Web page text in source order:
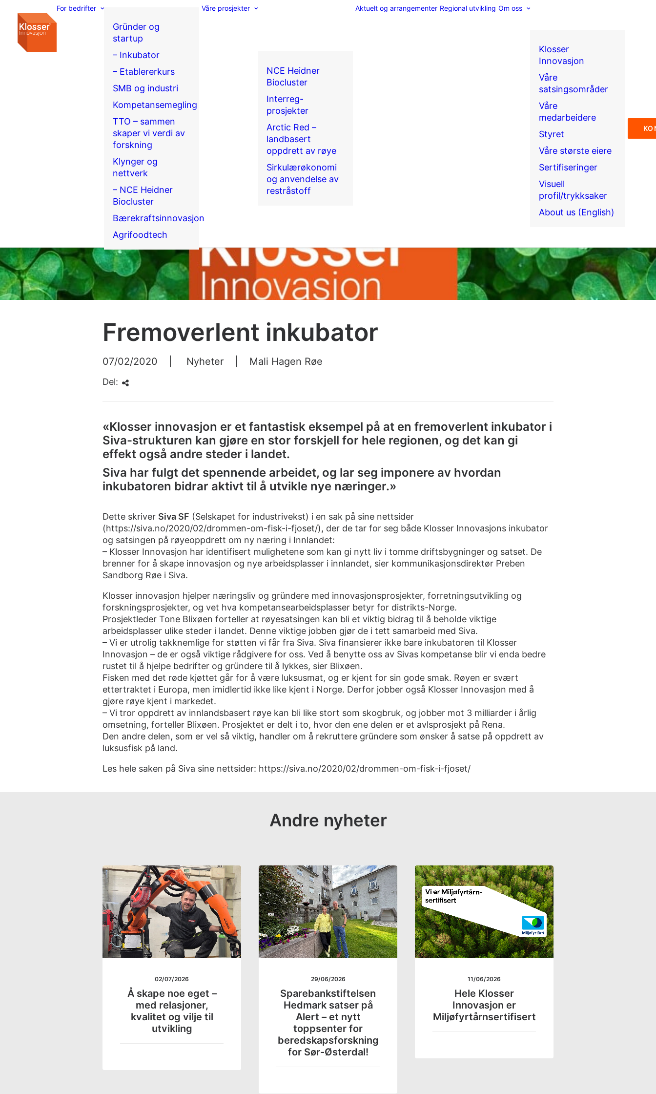
For bedrifter
Gründer og
startup
– Inkubator
– Etablererkurs
SMB og industri
Kompetansemegling
TTO – sammen
skaper vi verdi av
forskning
Klynger og
nettverk
– NCE Heidner
Biocluster
Bærekraftsinnovasjon
Agrifoodtech
Våre prosjekter
NCE Heidner
Biocluster
Interreg-
prosjekter
Arctic Red –
landbasert
oppdrett av røye
Sirkulærøkonomi
og anvendelse av
restråstoff
Aktuelt og arrangementer Regional utvikling Om oss
Klosser
Innovasjon
Våre
satsingsområder
Våre
medarbeidere
Styret
Våre største eiere
Sertifiseringer
Visuell
profil/trykksaker
About us (English)
Fremoverlent inkubator
07/02/2020 Nyheter Mali Hagen Røe
Del:
«Klosser innovasjon er et fantastisk eksempel på at en fremoverlent inkubator i
Siva-strukturen kan gjøre en stor forskjell for hele regionen, og det kan gi
effekt også andre steder i landet.
Siva har fulgt det spennende arbeidet, og lar seg imponere av hvordan
inkubatoren bidrar aktivt til å utvikle nye næringer.»
Dette skriver Siva SF (Selskapet for industrivekst) i en sak på sine nettsider
(https://siva.no/2020/02/drommen-om-fisk-i-fjoset/), der de tar for seg både Klosser Innovasjons inkubator
og satsingen på røyeoppdrett om ny næring i Innlandet:
– Klosser Innovasjon har identifisert mulighetene som kan gi nytt liv i tomme driftsbygninger og satset. De
brenner for å skape innovasjon og nye arbeidsplasser i innlandet, sier kommunikasjonsdirektør Preben
Sandborg Røe i Siva.
Klosser innovasjon hjelper næringsliv og gründere med innovasjonsprosjekter, forretningsutvikling og
forskningsprosjekter, og vet hva kompetansearbeidsplasser betyr for distrikts-Norge.
Prosjektleder Tone Blixøen forteller at røyesatsingen kan bli et viktig bidrag til å beholde viktige
arbeidsplasser ulike steder i landet. Denne viktige jobben gjør de i tett samarbeid med Siva.
– Vi er utrolig takknemlige for støtten vi får fra Siva. Siva finansierer ikke bare inkubatoren til Klosser
Innovasjon – de er også viktige rådgivere for oss. Ved å benytte oss av Sivas kompetanse blir vi enda bedre
rustet til å hjelpe bedrifter og gründere til å lykkes, sier Blixøen.
Fisken med det røde kjøttet går for å være luksusmat, og er kjent for sin gode smak. Røyen er svært
ettertraktet i Europa, men imidlertid ikke like kjent i Norge. Derfor jobber også Klosser Innovasjon med å
gjøre røye kjent i markedet.
– Vi tror oppdrett av innlandsbasert røye kan bli like stort som skogbruk, og jobber mot 3 milliarder i årlig
omsetning, forteller Blixøen. Prosjektet er delt i to, hvor den ene delen er et avlsprosjekt på Rena.
Den andre delen, som er vel så viktig, handler om å rekruttere gründere som ønsker å satse på oppdrett av
luksusfisk på land.
Les hele saken på Siva sine nettsider: https://siva.no/2020/02/drommen-om-fisk-i-fjoset/
Andre nyheter
02/07/2026
Å skape noe eget –
med relasjoner,
kvalitet og vilje til
utvikling
29/06/2026
Sparebankstiftelsen
Hedmark satser på
Alert – et nytt
toppsenter for
beredskapsforskning
for Sør-Østerdal!
11/06/2026
Hele Klosser
Innovasjon er
Miljøfyrtårnsertifisert